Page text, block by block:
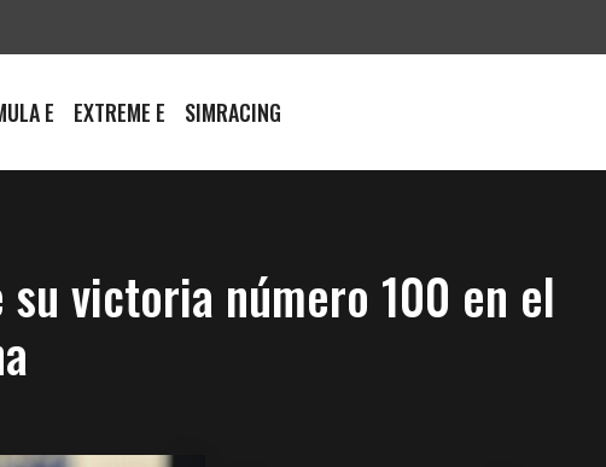
E EXTREME E SIMRACING
su victoria número 100 en el